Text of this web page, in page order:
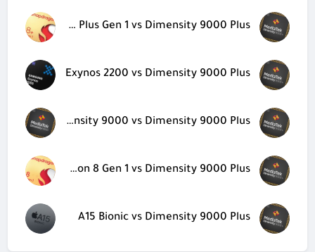
Snapdragon 8 Plus Gen 1 vs Dimensity 9000 Plus
Exynos 2200 vs Dimensity 9000 Plus
Dimensity 9000 vs Dimensity 9000 Plus
Snapdragon 8 Gen 1 vs Dimensity 9000 Plus
A15 Bionic vs Dimensity 9000 Plus